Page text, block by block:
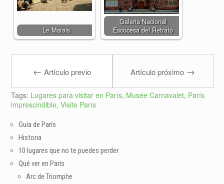
Le Marais
Galeria Nacional
Escocesa del Retrato
← Artículo previo Artículo próximo →
Tags: Lugares para visitar en París, Musée Carnavalet, París
imprescindible,Visite París
Guía de París
Historia
10 lugares que no te puedes perder
Qué ver en París
Arc de Triomphe